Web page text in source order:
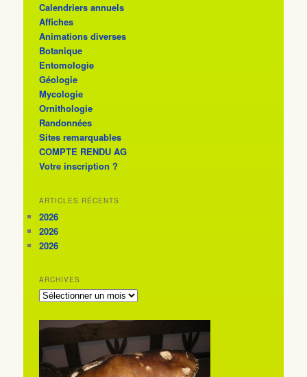
Calendriers annuels
Affiches
Animations diverses
Botanique
Entomologie
Géologie
Mycologie
Ornithologie
Randonnées
Sites remarquables
COMPTE RENDU AG
Votre inscription ?
ARTICLES RÉCENTS
2026
2026
2026
ARCHIVES
ARCHIVES